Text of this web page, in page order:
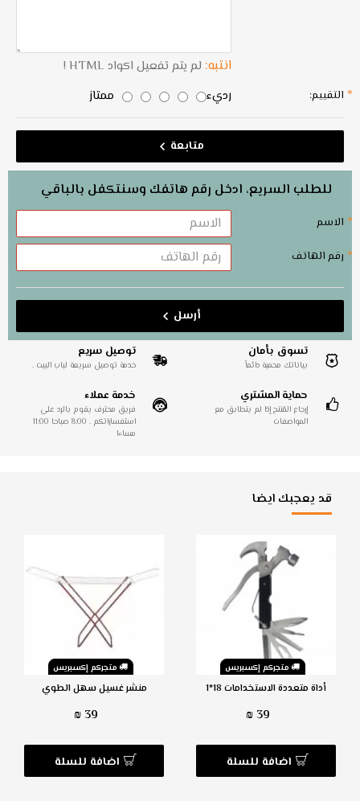
انتبه: لم يتم تفعيل اكواد HTML !
التقييم: رديء ممتاز
متابعة
للطلب السريع، ادخل رقم هاتفك وسنتكفل بالباقي
الاسم
رقم الهاتف
أرسل
تسوق بأمان
بياناتك محمية دائماً
توصيل سريع
خدمة توصيل سريعة لباب البيت .
حماية المشتري
إرجاع المُنتج إذا لم يتطابق مع
المواصفات
خدمة عملاء
فريق محترف يقوم بالرد على
استفساراتكم . 8:00 صباحا 11:00
مساءا
قد يعجبك ايضا
متجركم إكسبريس
أداة متعددة الاستخدامات 18*1
39 ₪
اضافة للسلة
متجركم إكسبريس
منشر غسيل سهل الطوي
39 ₪
اضافة للسلة